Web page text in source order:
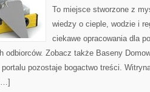
To miejsce stworzone z
wiedzy o cieple, wodzie i
ciekawe opracowania dla
odbiorców. Zobacz także Baseny
pozostaje bogactwo treści.